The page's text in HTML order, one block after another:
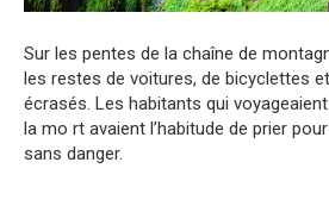
Sur les pentes de la chaîne de
les restes de voitures, de bicyclettes
écrasés. Les habitants qui
la mo rt avaient l’habitude de prier
sans danger.